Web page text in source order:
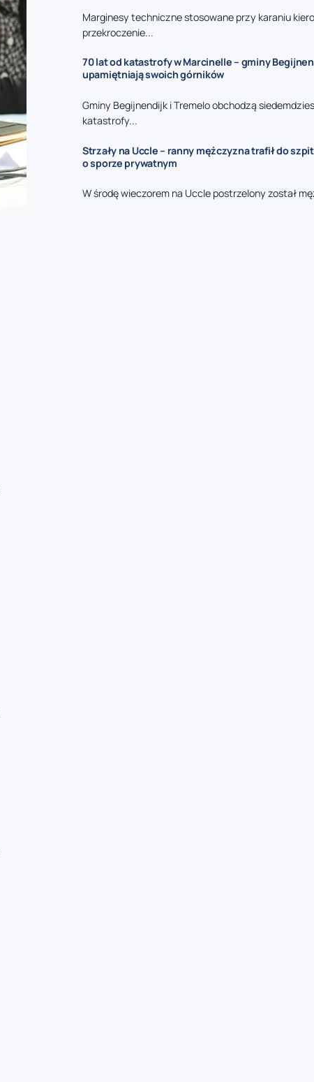
Marginesy techniczne stosowane przy karaniu
przekroczenie...
70 lat od katastrofy w Marcinelle – gminy
upamiętniają swoich górników
Gminy Begijnendijk i Tremelo obchodzą
katastrofy...
Strzały na Uccle – ranny mężczyzna trafił do
o sporze prywatnym
W środę wieczorem na Uccle postrzelony został